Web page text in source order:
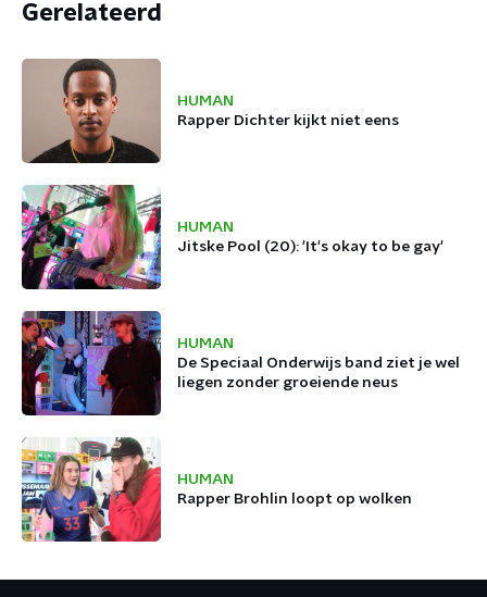
Gerelateerd
HUMAN
Rapper Dichter kijkt niet eens
HUMAN
Jitske Pool (20): 'It's okay to be gay'
HUMAN
De Speciaal Onderwijs band ziet je wel
liegen zonder groeiende neus
HUMAN
Rapper Brohlin loopt op wolken